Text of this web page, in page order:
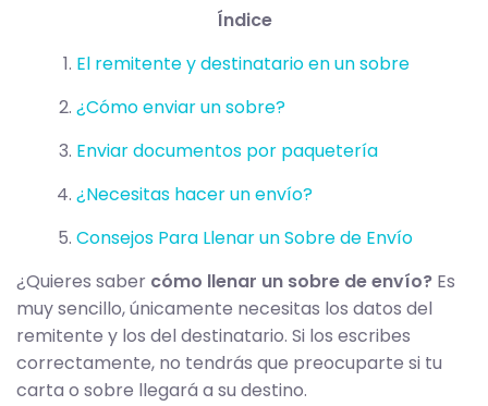
Índice
El remitente y destinatario en un sobre
¿Cómo enviar un sobre?
Enviar documentos por paquetería
¿Necesitas hacer un envío?
Consejos Para Llenar un Sobre de Envío
¿Quieres saber cómo llenar un sobre de envío? Es
muy sencillo, únicamente necesitas los datos del
remitente y los del destinatario. Si los escribes
correctamente, no tendrás que preocuparte si tu
carta o sobre llegará a su destino.